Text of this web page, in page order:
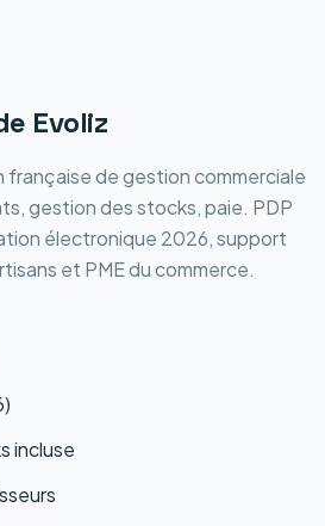
Evoliz
française de gestion commerciale
gestion des stocks, paie. PDP
électronique 2026, support
et PME du commerce.
incluse